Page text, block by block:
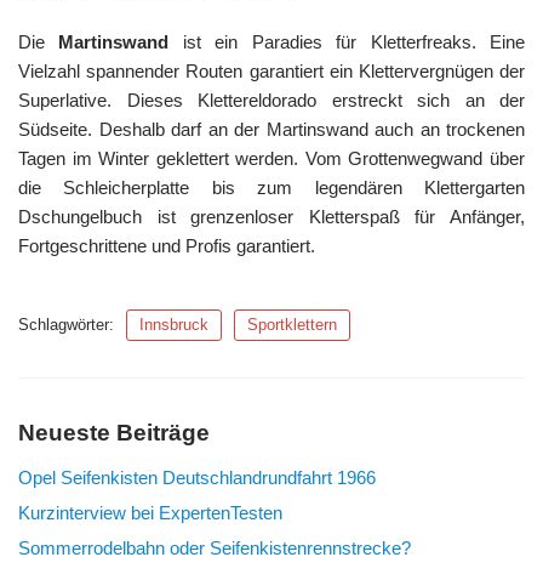
Die Martinswand ist ein Paradies für Kletterfreaks. Eine
Vielzahl spannender Routen garantiert ein Klettervergnügen der
Superlative. Dieses Klettereldorado erstreckt sich an der
Südseite. Deshalb darf an der Martinswand auch an trockenen
Tagen im Winter geklettert werden. Vom Grottenwegwand über
die Schleicherplatte bis zum legendären Klettergarten
Dschungelbuch ist grenzenloser Kletterspaß für Anfänger,
Fortgeschrittene und Profis garantiert.
Schlagwörter: Innsbruck Sportklettern
Neueste Beiträge
Opel Seifenkisten Deutschlandrundfahrt 1966
Kurzinterview bei ExpertenTesten
Sommerrodelbahn oder Seifenkistenrennstrecke?